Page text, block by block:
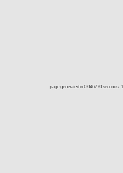
page generated in 0.046770 seconds :